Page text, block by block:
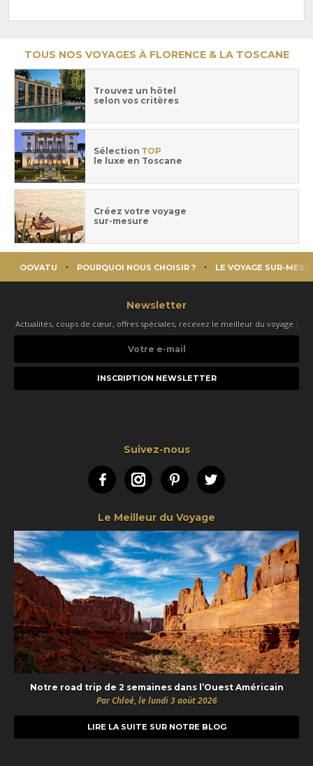
TOUS NOS VOYAGES À FLORENCE & LA TOSCANE
Trouvez un hôtel
selon vos critères
Sélection TOP
le luxe en Toscane
Créez votre voyage
sur-mesure
OOVATU POURQUOI NOUS CHOISIR ? LE VOYAGE SUR-
Newsletter
Actualités, coups de cœur, offres spéciales, recevez le meilleur du voyage :
e-
Suivez-nous
FacebookInstagramPinterestTwitter
Le Meilleur du Voyage
Notre road trip de 2 semaines dans l’Ouest Américain
Par Chloé, le lundi 3 août 2026
LIRE LA SUITE SUR NOTRE BLOG